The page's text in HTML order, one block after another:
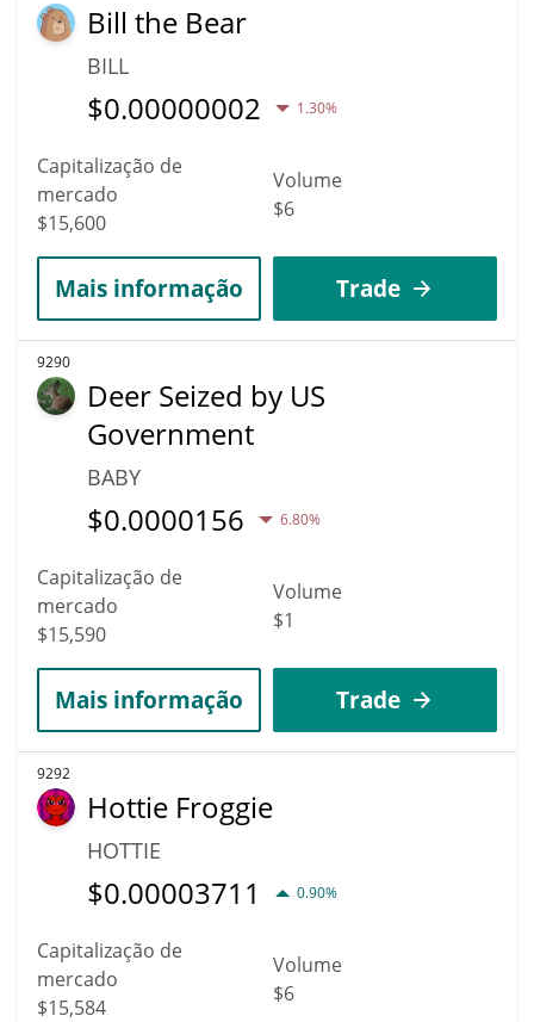
Bill the Bear
BILL
$0.00000002 1.30%
Capitalização de
mercado
$15,600
Volume
$6
Mais informação Trade
9290
Deer Seized by US
Government
BABY
$0.0000156 6.80%
Capitalização de
mercado
$15,590
Volume
$1
Mais informação Trade
9292
Hottie Froggie
HOTTIE
$0.00003711 0.90%
Capitalização de
mercado
$15,584
Volume
$6